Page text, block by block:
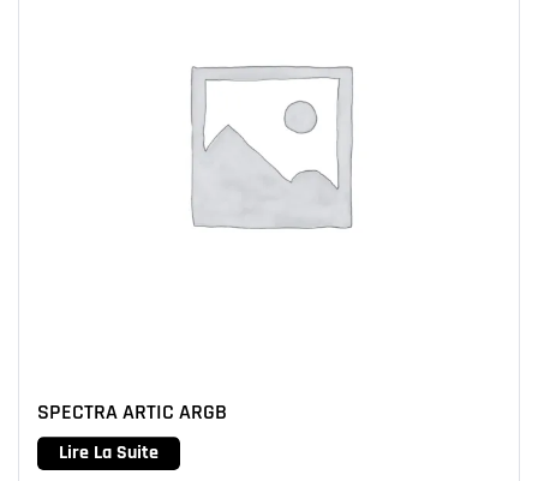
SPECTRA ARTIC ARGB
Lire La Suite